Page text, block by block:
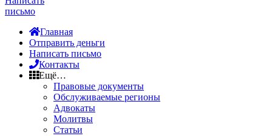
письмо
Главная
Отправить деньги
Написать письмо
Контакты
Ещё…
Правовые документы
Обслуживаемые регионы
Адвокаты
Молитвы
Статьи